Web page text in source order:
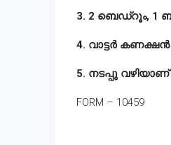
3. 2 ബെഡ്‌റൂം, 1
4. വാട്ടർ
5. നടപ്പു
FORM – 10459